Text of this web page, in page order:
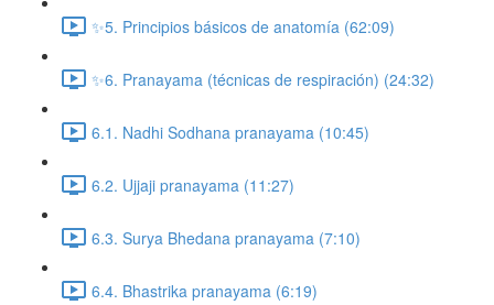
✨5. Principios básicos de anatomía (62:09)
✨6. Pranayama (técnicas de respiración) (24:32)
6.1. Nadhi Sodhana pranayama (10:45)
6.2. Ujjaji pranayama (11:27)
6.3. Surya Bhedana pranayama (7:10)
6.4. Bhastrika pranayama (6:19)